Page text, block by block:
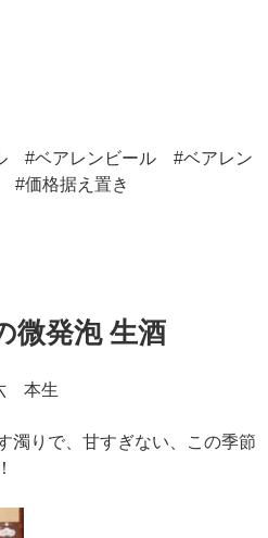
#ベアレンビール #ベアレン
価格据え置き
微発泡 生酒
本生
濁りで、甘すぎない、この季節